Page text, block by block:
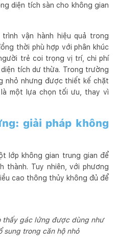
diện tích sàn cho không gian
vận hành hiệu quả trong
thời phù hợp với phân khúc
trẻ coi trọng vị trí, chi phí
tích dư thừa. Trong trường
nhỏ nhưng được thiết kế chặt
một lựa chọn tối ưu, thay vì
giải pháp không
lớp không gian trung gian để
thành. Tuy nhiên, với phương
cao thông thủy không đủ để
thấy gác lửng được dùng như
sung trong căn hộ nhỏ